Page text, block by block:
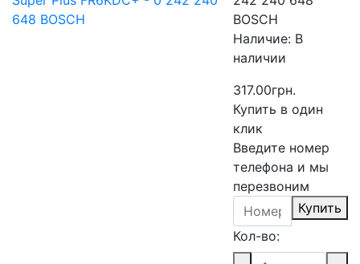
BOSCH
Наличие: В
наличии
317.00грн.
Купить в один
клик
Введите номер
телефона и мы
перезвоним
Купить
Кол-во: